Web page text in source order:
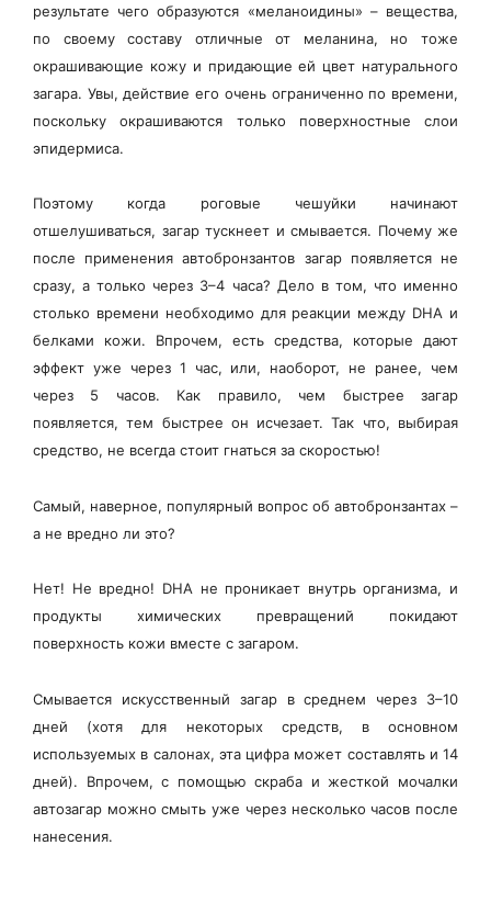
результате чего образуются «меланоидины» – вещества,
по своему составу отличные от меланина, но тоже
окрашивающие кожу и придающие ей цвет натурального
загара. Увы, действие его очень ограниченно по времени,
поскольку окрашиваются только поверхностные слои
эпидермиса.
Поэтому когда роговые чешуйки начинают
отшелушиваться, загар тускнеет и смывается. Почему же
после применения автобронзантов загар появляется не
сразу, а только через 3–4 часа? Дело в том, что именно
столько времени необходимо для реакции между DHA и
белками кожи. Впрочем, есть средства, которые дают
эффект уже через 1 час, или, наоборот, не ранее, чем
через 5 часов. Как правило, чем быстрее загар
появляется, тем быстрее он исчезает. Так что, выбирая
средство, не всегда стоит гнаться за скоростью!
Самый, наверное, популярный вопрос об автобронзантах –
а не вредно ли это?
Нет! Не вредно! DHA не проникает внутрь организма, и
продукты химических превращений покидают
поверхность кожи вместе с загаром.
Смывается искусственный загар в среднем через 3–10
дней (хотя для некоторых средств, в основном
используемых в салонах, эта цифра может составлять и 14
дней). Впрочем, с помощью скраба и жесткой мочалки
автозагар можно смыть уже через несколько часов после
нанесения.